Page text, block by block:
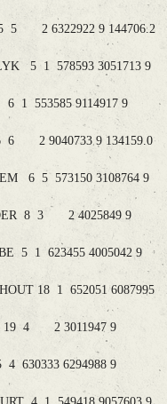
2 6322922 9 144706.2
5 1 578593 3051713 9
1 553585 9114917 9
2 9040733 9 134159.0
6 5 573150 3108764 9
8 3 2 4025849 9
5 1 623455 4005042 9
18 1 652051 6087995
19 4 2 3011947 9
6294988 9